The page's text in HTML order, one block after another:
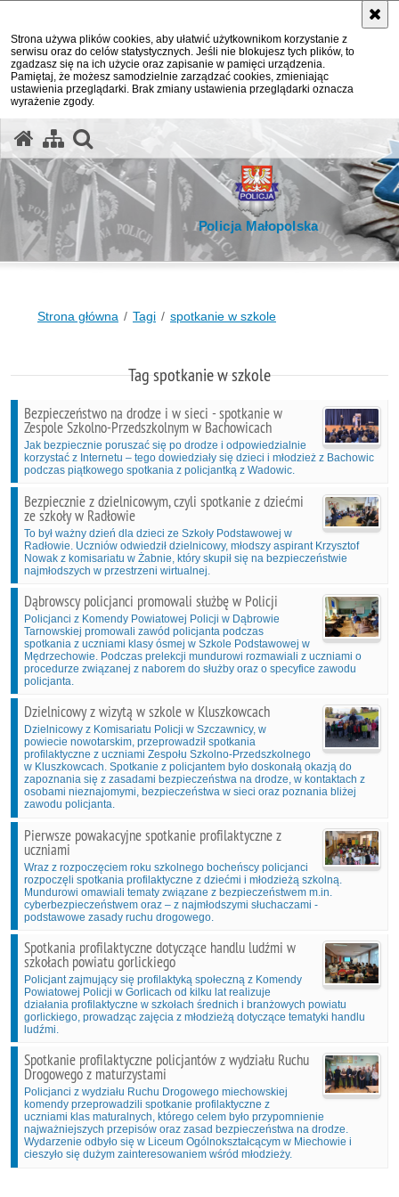
Strona używa plików cookies, aby ułatwić użytkownikom korzystanie z
serwisu oraz do celów statystycznych. Jeśli nie blokujesz tych plików, to
zgadzasz się na ich użycie oraz zapisanie w pamięci urządzenia.
Pamiętaj, że możesz samodzielnie zarządzać cookies, zmieniając
ustawienia przeglądarki. Brak zmiany ustawienia przeglądarki oznacza
wyrażenie zgody.
Policja Małopolska
Strona główna Tagi spotkanie w szkole
Tag spotkanie w szkole
Bezpieczeństwo na drodze i w sieci - spotkanie w
Zespole Szkolno-Przedszkolnym w Bachowicach
Jak bezpiecznie poruszać się po drodze i odpowiedzialnie
korzystać z Internetu – tego dowiedziały się dzieci i młodzież z Bachowic
podczas piątkowego spotkania z policjantką z Wadowic.
Bezpiecznie z dzielnicowym, czyli spotkanie z dziećmi
ze szkoły w Radłowie
To był ważny dzień dla dzieci ze Szkoły Podstawowej w
Radłowie. Uczniów odwiedził dzielnicowy, młodszy aspirant Krzysztof
Nowak z komisariatu w Żabnie, który skupił się na bezpieczeństwie
najmłodszych w przestrzeni wirtualnej.
Dąbrowscy policjanci promowali służbę w Policji
Policjanci z Komendy Powiatowej Policji w Dąbrowie
Tarnowskiej promowali zawód policjanta podczas
spotkania z uczniami klasy ósmej w Szkole Podstawowej w
Mędrzechowie. Podczas prelekcji mundurowi rozmawiali z uczniami o
procedurze związanej z naborem do służby oraz o specyfice zawodu
policjanta.
Dzielnicowy z wizytą w szkole w Kluszkowcach
Dzielnicowy z Komisariatu Policji w Szczawnicy, w
powiecie nowotarskim, przeprowadził spotkania
profilaktyczne z uczniami Zespołu Szkolno-Przedszkolnego
w Kluszkowcach. Spotkanie z policjantem było doskonałą okazją do
zapoznania się z zasadami bezpieczeństwa na drodze, w kontaktach z
osobami nieznajomymi, bezpieczeństwa w sieci oraz poznania bliżej
zawodu policjanta.
Pierwsze powakacyjne spotkanie profilaktyczne z
uczniami
Wraz z rozpoczęciem roku szkolnego bocheńscy policjanci
rozpoczęli spotkania profilaktyczne z dziećmi i młodzieżą szkolną.
Mundurowi omawiali tematy związane z bezpieczeństwem m.in.
cyberbezpieczeństwem oraz – z najmłodszymi słuchaczami -
podstawowe zasady ruchu drogowego.
Spotkania profilaktyczne dotyczące handlu ludźmi w
szkołach powiatu gorlickiego
Policjant zajmujący się profilaktyką społeczną z Komendy
Powiatowej Policji w Gorlicach od kilku lat realizuje
działania profilaktyczne w szkołach średnich i branżowych powiatu
gorlickiego, prowadząc zajęcia z młodzieżą dotyczące tematyki handlu
ludźmi.
Spotkanie profilaktyczne policjantów z wydziału Ruchu
Drogowego z maturzystami
Policjanci z wydziału Ruchu Drogowego miechowskiej
komendy przeprowadzili spotkanie profilaktyczne z
uczniami klas maturalnych, którego celem było przypomnienie
najważniejszych przepisów oraz zasad bezpieczeństwa na drodze.
Wydarzenie odbyło się w Liceum Ogólnokształcącym w Miechowie i
cieszyło się dużym zainteresowaniem wśród młodzieży.